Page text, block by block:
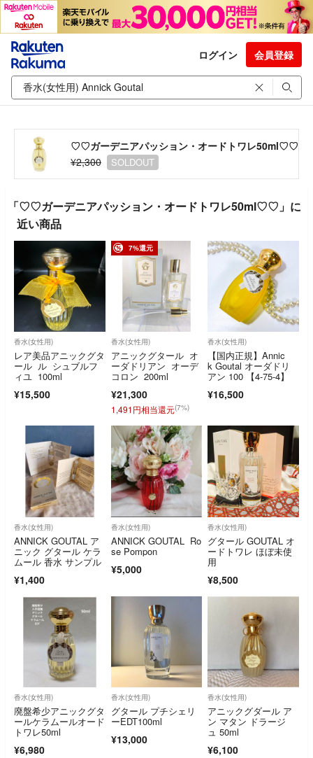
ログイン 会員登録
♡♡ガーデニアパッション・オードトワレ50ml♡♡
¥2,300
SOLDOUT
「♡♡ガーデニアパッション・オードトワレ50ml♡♡」に
近い商品
香水(女性用)
レア美品アニックグタ
ール ル シュブルフ
ィユ 100ml
¥15,500
7%還元
香水(女性用)
アニックグタール オ
ーダドリアン オーデ
コロン 200ml
¥21,300
1,491円相当還元(7%)
香水(女性用)
【国内正規】Annic
k Goutal オーダドリ
アン 100 【4-75-4】
¥16,500
香水(女性用)
ANNICK GOUTAL ア
ニック グタール ケラ
ムール 香水 サンプル
¥1,400
香水(女性用)
ANNICK GOUTAL Ro
se Pompon
¥5,000
香水(女性用)
グタール GOUTAL オ
ードトワレ ほぼ未使
用
¥8,500
香水(女性用)
廃盤希少アニックグタ
ールケラムールオード
トワレ50ml
¥6,980
香水(女性用)
グタール プチシェリ
ーEDT100ml
¥13,000
香水(女性用)
アニックグダール ア
ン マタン ドラージ
ュ 50ml
¥6,100